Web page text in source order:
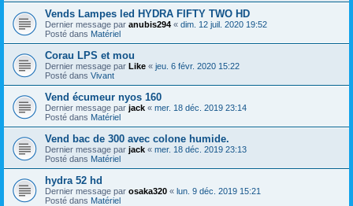
Vends Lampes led HYDRA FIFTY TWO HD
Dernier message par anubis294 « dim. 12 juil. 2020 19:52
Posté dans Matériel
Corau LPS et mou
Dernier message par Like « jeu. 6 févr. 2020 15:22
Posté dans Vivant
Vend écumeur nyos 160
Dernier message par jack « mer. 18 déc. 2019 23:14
Posté dans Matériel
Vend bac de 300 avec colone humide.
Dernier message par jack « mer. 18 déc. 2019 23:13
Posté dans Matériel
hydra 52 hd
Dernier message par osaka320 « lun. 9 déc. 2019 15:21
Posté dans Matériel